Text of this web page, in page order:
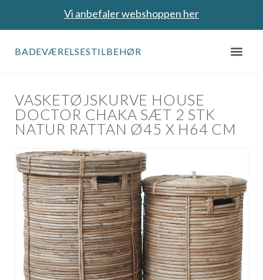
Vi anbefaler webshoppen her
BADEVÆRELSESTILBEHØR
VASKETØJSKURVE HOUSE
DOCTOR CHAKA SÆT 2 STK
NATUR RATTAN Ø45 X H64 CM